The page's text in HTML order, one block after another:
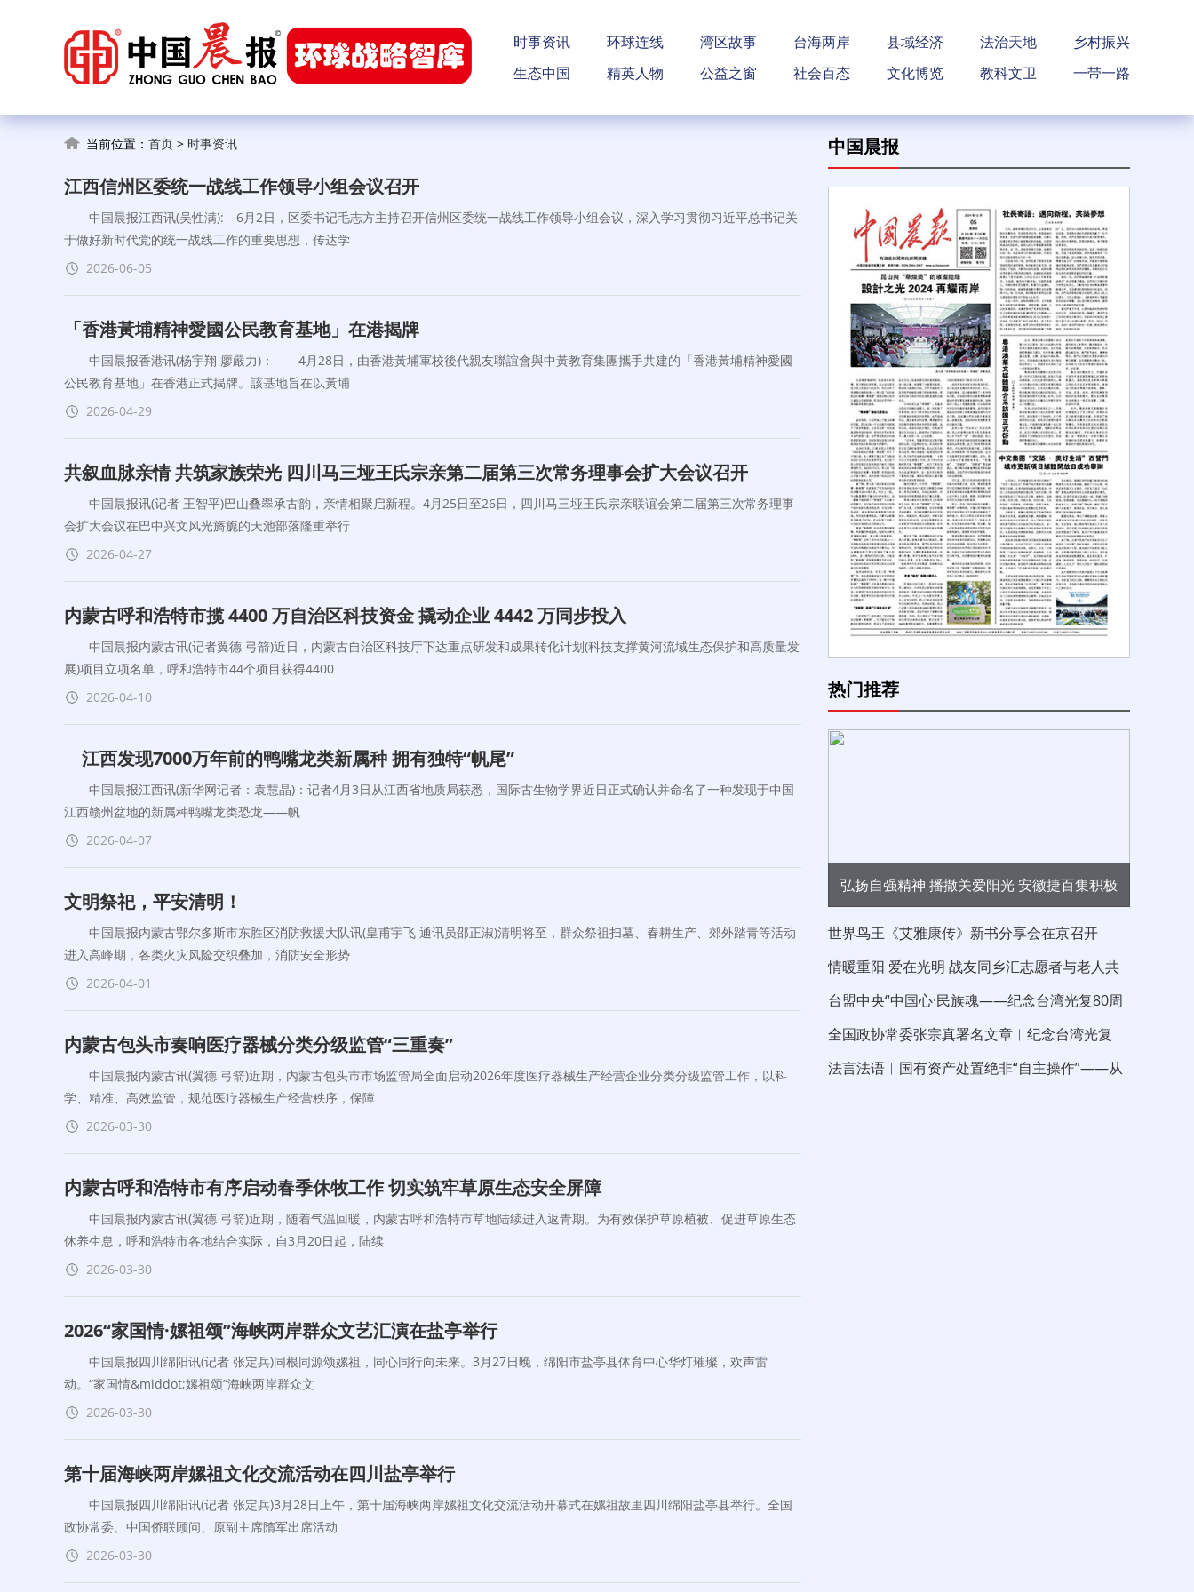
时事资讯 环球连线 湾区故事 台海两岸 县域经济 法治天地
乡村振兴
生态中国
精英人物 公益之窗 社会百态 文化博览 教科文卫 一带一路
当前位置： 首页 > 时事资讯
江西信州区委统一战线工作领导小组会议召开
中国晨报江西讯(吴性满): 6月2日，区委书记毛志方主持召开信州区委统一战线工作领导小组会议，深入学习贯彻习近平总书记关
于做好新时代党的统一战线工作的重要思想，传达学
2026-06-05
「香港黃埔精神愛國公民教育基地」在港揭牌
中国晨报香港讯(杨宇翔 廖嚴力)： 4月28日，由香港黃埔軍校後代親友聯誼會與中黃教育集團攜手共建的「香港黃埔精神愛國
公民教育基地」在香港正式揭牌。該基地旨在以黃埔
2026-04-29
共叙血脉亲情 共筑家族荣光 四川马三垭王氏宗亲第二届第三次常务理事会扩大会议召开
中国晨报讯(记者 王智平)巴山叠翠承古韵，亲情相聚启新程。4月25日至26日，四川马三垭王氏宗亲联谊会第二届第三次常务理事
会扩大会议在巴中兴文风光旖旎的天池部落隆重举行
2026-04-27
内蒙古呼和浩特市揽 4400 万自治区科技资金 撬动企业 4442 万同步投入
中国晨报内蒙古讯(记者翼德 弓箭)近日，内蒙古自治区科技厅下达重点研发和成果转化计划(科技支撑黄河流域生态保护和高质量发
展)项目立项名单，呼和浩特市44个项目获得4400
2026-04-10
江西发现7000万年前的鸭嘴龙类新属种 拥有独特“帆尾”
中国晨报江西讯(新华网记者：袁慧晶)：记者4月3日从江西省地质局获悉，国际古生物学界近日正式确认并命名了一种发现于中国
江西赣州盆地的新属种鸭嘴龙类恐龙——帆
2026-04-07
文明祭祀，平安清明！
中国晨报内蒙古鄂尔多斯市东胜区消防救援大队讯(皇甫宇飞 通讯员邵正淑)清明将至，群众祭祖扫墓、春耕生产、郊外踏青等活动
进入高峰期，各类火灾风险交织叠加，消防安全形势
2026-04-01
内蒙古包头市奏响医疗器械分类分级监管“三重奏”
中国晨报内蒙古讯(翼德 弓箭)近期，内蒙古包头市市场监管局全面启动2026年度医疗器械生产经营企业分类分级监管工作，以科
学、精准、高效监管，规范医疗器械生产经营秩序，保障
2026-03-30
内蒙古呼和浩特市有序启动春季休牧工作 切实筑牢草原生态安全屏障
中国晨报内蒙古讯(翼德 弓箭)近期，随着气温回暖，内蒙古呼和浩特市草地陆续进入返青期。为有效保护草原植被、促进草原生态
休养生息，呼和浩特市各地结合实际，自3月20日起，陆续
2026-03-30
2026“家国情·嫘祖颂”海峡两岸群众文艺汇演在盐亭举行
中国晨报四川绵阳讯(记者 张定兵)同根同源颂嫘祖，同心同行向未来。3月27日晚，绵阳市盐亭县体育中心华灯璀璨，欢声雷
动。“家国情&middot;嫘祖颂”海峡两岸群众文
2026-03-30
第十届海峡两岸嫘祖文化交流活动在四川盐亭举行
中国晨报四川绵阳讯(记者 张定兵)3月28日上午，第十届海峡两岸嫘祖文化交流活动开幕式在嫘祖故里四川绵阳盐亭县举行。全国
政协常委、中国侨联顾问、原副主席隋军出席活动
2026-03-30
中国晨报
热门推荐
弘扬自强精神 播撒关爱阳光 安徽捷百集积极
开展全国助残日爱心慰问公益活动
世界鸟王《艾雅康传》新书分享会在京召开
情暖重阳 爱在光明 战友同乡汇志愿者与老人共
度重阳节
台盟中央“中国心·民族魂——纪念台湾光复80周
年”大江论坛在京举行 中国晨报社长兼
全国政协常委张宗真署名文章︱纪念台湾光复
80 周年 以伟大的抗战精神“反独促统”
法言法语︱国有资产处置绝非“自主操作”——从